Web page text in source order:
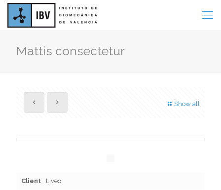
Mattis consectetur
Show all
Client Liveo